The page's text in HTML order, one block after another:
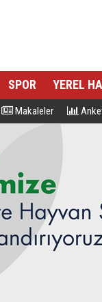
SPOR YEREL
Makaleler